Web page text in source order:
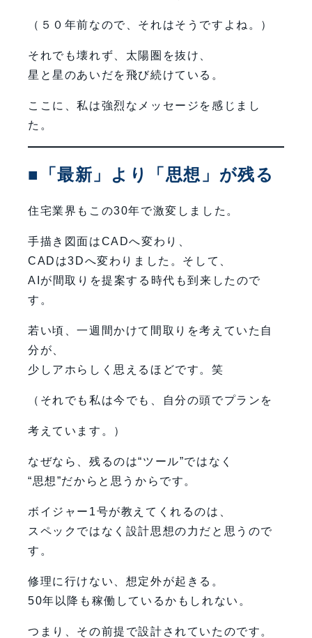
（５０年前なので、それはそうですよね。）
それでも壊れず、太陽圏を抜け、
星と星のあいだを飛び続けている。
ここに、私は強烈なメッセージを感じまし
た。
■「最新」より「思想」が残る
住宅業界もこの30年で激変しました。
手描き図面はCADへ変わり、
CADは3Dへ変わりました。そして、
AIが間取りを提案する時代も到来したので
す。
若い頃、一週間かけて間取りを考えていた自
分が、
少しアホらしく思えるほどです。笑
（それでも私は今でも、自分の頭でプランを
考えています。）
なぜなら、残るのは“ツール”ではなく
“思想”だからと思うからです。
ボイジャー1号が教えてくれるのは、
スペックではなく設計思想の力だと思うので
す。
修理に行けない、想定外が起きる。
50年以降も稼働しているかもしれない。
つまり、その前提で設計されていたのです。